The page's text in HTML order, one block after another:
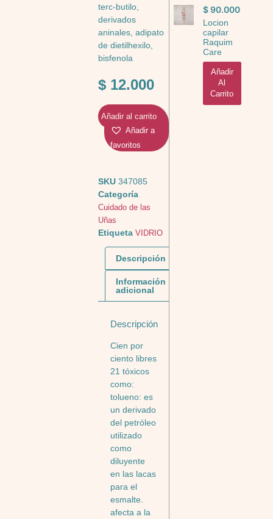
terc-butilo,
derivados
aninales, adipato
de dietilhexilo,
bisfenola
$12.000
Añadir al carrito
Añadir a
favoritos
SKU 347085
Categoría
Cuidado de las
Uñas
Etiqueta VIDRIO
Descripción
Información
adicional
Descripción
Cien por
ciento libres
21 tóxicos
como:
tolueno: es
un derivado
del petróleo
utilizado
como
diluyente
en las lacas
para el
esmalte.
afecta a la
$90.000
Locion
capilar
Raquim
Care
Añadir
Al
Carrito